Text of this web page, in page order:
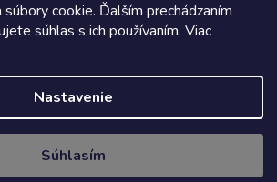
cookie. Ďalším prechádzaním
súhlas s ich používaním. Viac
Nastavenie
Súhlasím
Ecobe.sk. Všetky práva vyhradené.
a na Shoptet implementoval
Shoptetak.cz.